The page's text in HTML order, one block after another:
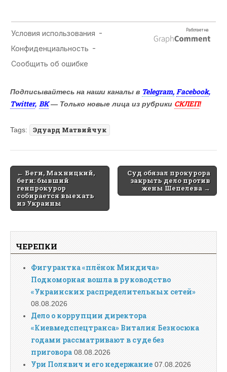
Подписывайтесь на наши каналы в Telegram, Facebook,
Twitter, ВК — Только новые лица из рубрики СКЛЕП!
Tags: Эдуард Матвийчук
Post
navigation
← Беги, Махницкий,
беги: бывший
генпрокурор
собирается выехать
из Украины
Cуд обязал прокурора
закрыть дело против
жены Шепелева →
ЧЕРЕПКИ
Фигурантка «плёнок Миндича»
Подкоморная вошла в руководство
«Украинских распределительных сетей»
08.08.2026
Дело о коррупции директора
«Киевмедспецтранса» Виталия Безносюка
годами рассматривают в суде без
приговора 08.08.2026
Ури Полявич и его недержание 07.08.2026